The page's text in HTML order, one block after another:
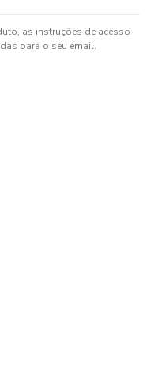
as instruções de acesso
para o seu email.